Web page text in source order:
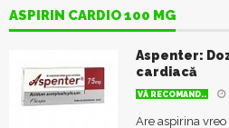
ASPIRIN CARDIO 100 MG
Aspenter:
cardiacă
VĂ RECOMAND..
Are aspirina